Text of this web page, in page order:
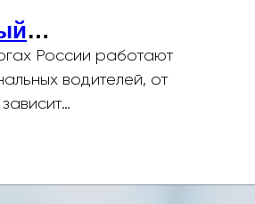
осмотр:
требований
2026 год
России работают
водителей, от